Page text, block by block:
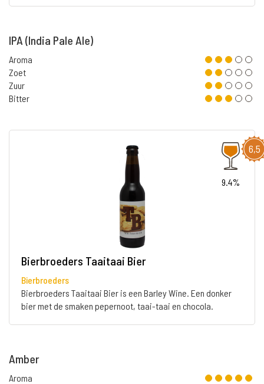
IPA (India Pale Ale)
Aroma
Zoet
Zuur
Bitter
6,5
9.4%
Bierbroeders Taaitaai Bier
Bierbroeders
Bierbroeders Taaitaai Bier is een Barley Wine. Een donker
bier met de smaken pepernoot, taai-taai en chocola.
Amber
Aroma